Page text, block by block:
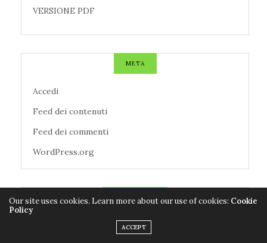
VERSIONE PDF
META
Accedi
Feed dei contenuti
Feed dei commenti
WordPress.org
TAG CLOUD
CALCIO
Our site uses cookies. Learn more about our use of cookies: Cookie
Policy
ACCEPT